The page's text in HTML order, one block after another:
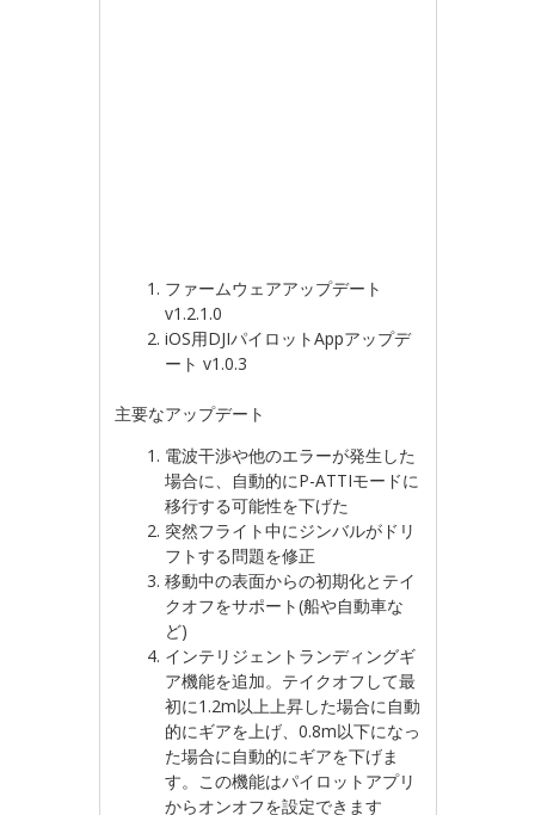
ファームウェアアップデート
v1.2.1.0
iOS用DJIパイロットAppアップデ
ート v1.0.3
主要なアップデート
電波干渉や他のエラーが発生した
場合に、自動的にP-ATTIモードに
移行する可能性を下げた
突然フライト中にジンバルがドリ
フトする問題を修正
移動中の表面からの初期化とテイ
クオフをサポート(船や自動車な
ど)
インテリジェントランディングギ
ア機能を追加。テイクオフして最
初に1.2m以上上昇した場合に自動
的にギアを上げ、0.8m以下になっ
た場合に自動的にギアを下げま
す。この機能はパイロットアプリ
からオンオフを設定できます